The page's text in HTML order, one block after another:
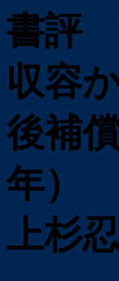
書評
収容
後補
年）
上杉